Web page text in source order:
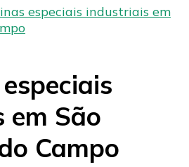
especiais industriais em
em São
Campo